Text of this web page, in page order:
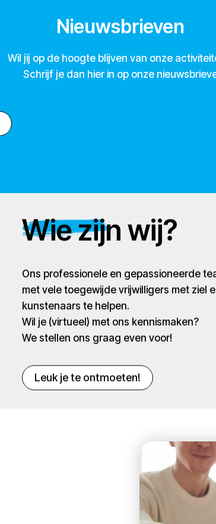
Nieuwsbrieven
Wil jij op de hoogte blijven van onze
Schrijf je dan hier in op onze
Wie zijn wij?
Ons professionele en gepassioneerde
met vele toegewijde vrijwilligers met ziel
kunstenaars te helpen.
Wil je (virtueel) met ons kennismaken?
We stellen ons graag even voor!
Leuk je te ontmoeten!